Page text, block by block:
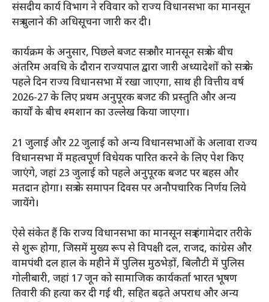
संसदीय कार्य विभाग ने रविवार को राज्य विधानसभा का मानसून
सत्र बुलाने की अधिसूचना जारी कर दी।
कार्यक्रम के अनुसार, पिछले बजट सत्र और मानसून सत्र के बीच
अंतरिम अवधि के दौरान राज्यपाल द्वारा जारी अध्यादेशों को सत्र के
पहले दिन राज्य विधानसभा में रखा जाएगा, साथ ही वित्तीय वर्ष
2026-27 के लिए प्रथम अनुपूरक बजट की प्रस्तुति और अन्य
कार्यों के बीच श्मशान का उल्लेख किया जाएगा।
21 जुलाई और 22 जुलाई को अन्य विधानसभाओं के अलावा राज्य
विधानसभा में महत्वपूर्ण विधेयक पारित करने के लिए पेश किए
जाएंगे, जहां 23 जुलाई को पहले अनुपूरक बजट पर बहस और
मतदान होगा। सत्र के समापन दिवस पर अनौपचारिक निर्णय लिये
जायेंगे।
ऐसे संकेत हैं कि राज्य विधानसभा का मानसून सत्र हंगामेदार तरीके
से शुरू होगा, जिसमें मुख्य रूप से विपक्षी दल, राजद, कांग्रेस और
वामपंथी दल हाल के महीने में पुलिस मुठभेड़ों, बिलौटी में पुलिस
गोलीबारी, जहां 17 जून को सामाजिक कार्यकर्ता भारत भूषण
तिवारी की हत्या कर दी गई थी, सहित बढ़ते अपराध और अन्य